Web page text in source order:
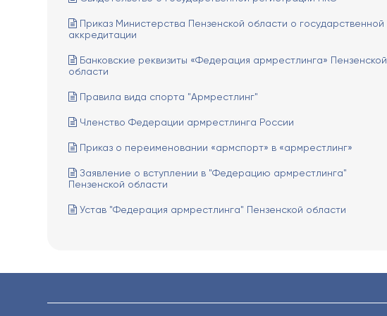
Приказ Министерства Пензенской области о государственной
аккредитации
Банковские реквизиты «Федерация армрестлинга» Пензенской
области
Правила вида спорта "Армрестлинг"
Членство Федерации армрестлинга России
Приказ о переименовании «армспорт» в «армрестлинг»
Заявление о вступлении в "Федерацию армрестлинга"
Пензенской области
Устав "Федерация армрестлинга" Пензенской области